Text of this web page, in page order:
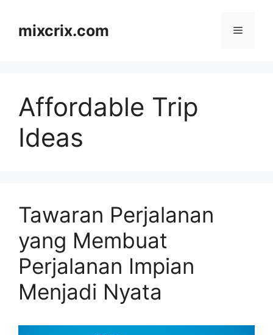
contentmixcrix.com Menu
Affordable Trip
Ideas
Tawaran Perjalanan
yang Membuat
Perjalanan Impian
Menjadi Nyata